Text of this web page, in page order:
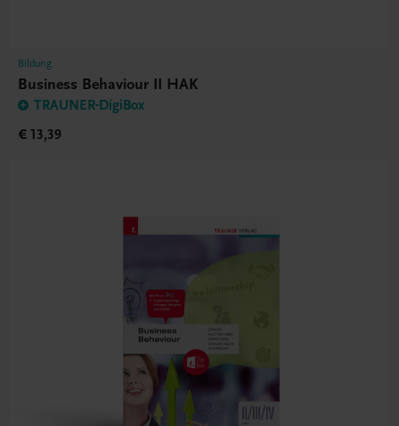
Bildung
Business Behaviour II HAK
TRAUNER-DigiBox
€ 13,39